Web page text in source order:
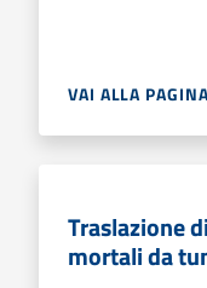
VAI ALLA PAGINA
Traslazione
mortali da